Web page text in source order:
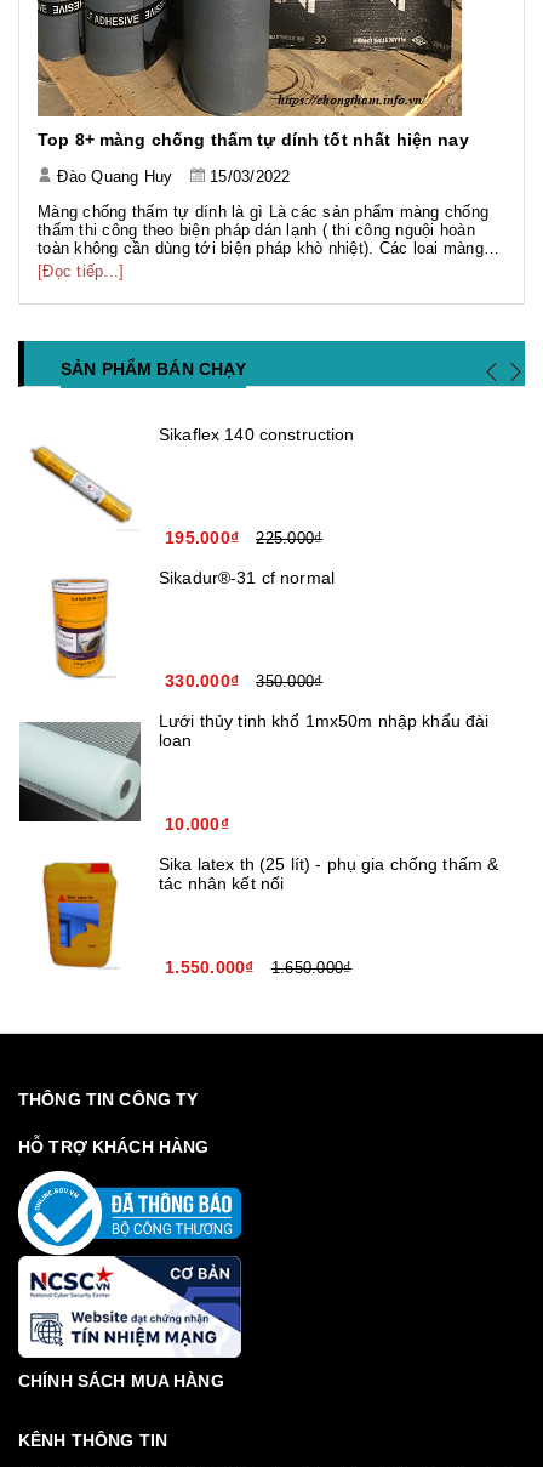
Top 8+ màng chống thấm tự dính tốt nhất hiện nay
Đào Quang Huy
15/03/2022
Màng chống thấm tự dính là gì Là các sản phẩm màng chống
thấm thi công theo biện pháp dán lạnh ( thi công nguội hoàn
toàn không cần dùng tới biện pháp khò nhiệt). Các loai màng
chống thấm dạng này khá đa dạng đa số là màng chống thấm
gốc Bitum hoặc màng TPO có bề mặt phủ HDPE, PE, Sand,
PVC...
[Đọc tiếp...]
SẢN PHẨM BÁN CHẠY
Sikaflex 140 construction
195.000₫ 225.000₫
Sikadur®-31 cf normal
330.000₫ 350.000₫
Lưới thủy tinh khổ 1mx50m nhập khẩu đài
loan
10.000₫
Sika latex th (25 lít) - phụ gia chống thấm &
tác nhân kết nối
1.550.000₫ 1.650.000₫
THÔNG TIN CÔNG TY
HỖ TRỢ KHÁCH HÀNG
CHÍNH SÁCH MUA HÀNG
KÊNH THÔNG TIN